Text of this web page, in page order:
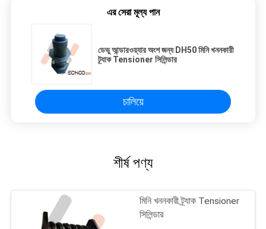
এর সেরা মূল্য পান
ডেভু আন্ডারওয়্যার অংশ জন্য DH50 মিনি খননকারী
ট্র্যাক Tensioner সিলিন্ডার
চালিয়ে
শীর্ষ পণ্য
মিনি খননকারী ট্র্যাক Tensioner
সিলিন্ডার